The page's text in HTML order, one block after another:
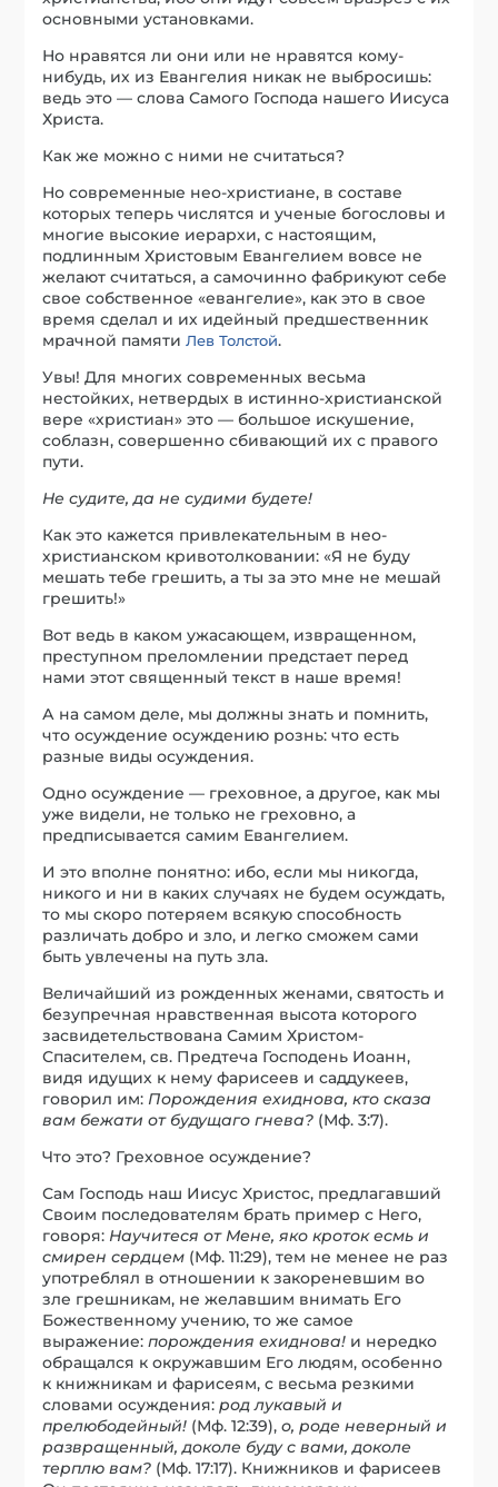
основными установками.
Но нравятся ли они или не нравятся кому-
нибудь, их из Евангелия никак не выбросишь:
ведь это — слова Самого Господа нашего Иисуса
Христа.
Как же можно с ними не считаться?
Но современные нео-христиане, в составе
которых теперь числятся и ученые богословы и
многие высокие иерархи, с настоящим,
подлинным Христовым Евангелием вовсе не
желают считаться, а самочинно фабрикуют себе
свое собственное «евангелие», как это в свое
время сделал и их идейный предшественник
мрачной памятиЛев Толстой.
Увы! Для многих современных весьма
нестойких, нетвердых в истинно-христианской
вере «христиан» это — большое искушение,
соблазн, совершенно сбивающий их с правого
пути.
Не судите, да не судими будете!
Как это кажется привлекательным в нео-
христианском кривотолковании: «Я не буду
мешать тебе грешить, а ты за это мне не мешай
грешить!»
Вот ведь в каком ужасающем, извращенном,
преступном преломлении предстает перед
нами этот священный текст в наше время!
А на самом деле, мы должны знать и помнить,
что осуждение осуждению рознь: что есть
разные виды осуждения.
Одно осуждение — греховное, а другое, как мы
уже видели, не только не греховно, а
предписывается самим Евангелием.
И это вполне понятно: ибо, если мы никогда,
никого и ни в каких случаях не будем осуждать,
то мы скоро потеряем всякую способность
различать добро и зло, и легко сможем сами
быть увлечены на путь зла.
Величайший из рожденных женами, святость и
безупречная нравственная высота которого
засвидетельствована Самим Христом-
Спасителем, св. Предтеча Господень Иоанн,
видя идущих к нему фарисеев и саддукеев,
говорил им: Порождения ехиднова, кто сказа
вам бежати от будущаго гнева? (Мф. 3:7).
Что это? Греховное осуждение?
Сам Господь наш Иисус Христос, предлагавший
Своим последователям брать пример с Него,
говоря: Научитеся от Мене, яко кроток есмь и
смирен сердцем (Мф. 11:29), тем не менее не раз
употреблял в отношении к закореневшим во
зле грешникам, не желавшим внимать Его
Божественному учению, то же самое
выражение:порождения ехиднова! и нередко
обращался к окружавшим Его людям, особенно
к книжникам и фарисеям, с весьма резкими
словами осуждения:род лукавый и
прелюбодейный! (Мф. 12:39),о, роде неверный и
развращенный, доколе буду с вами, доколе
терплю вам? (Мф. 17:17). Книжников и фарисеев